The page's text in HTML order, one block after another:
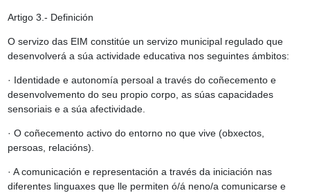
Artigo 3.- Definición
O servizo das EIM constitúe un servizo municipal regulado que
desenvolverá a súa actividade educativa nos seguintes ámbitos:
· Identidade e autonomía persoal a través do coñecemento e
desenvolvemento do seu propio corpo, as súas capacidades
sensoriais e a súa afectividade.
· O coñecemento activo do entorno no que vive (obxectos,
persoas, relacións).
· A comunicación e representación a través da iniciación nas
diferentes linguaxes que lle permiten ó/á neno/a comunicarse e